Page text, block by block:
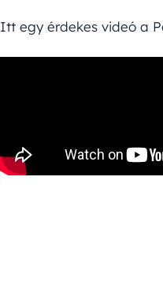
Itt egy érdekes videó a